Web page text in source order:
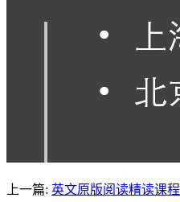
上一篇: 英文原版阅读精读课程